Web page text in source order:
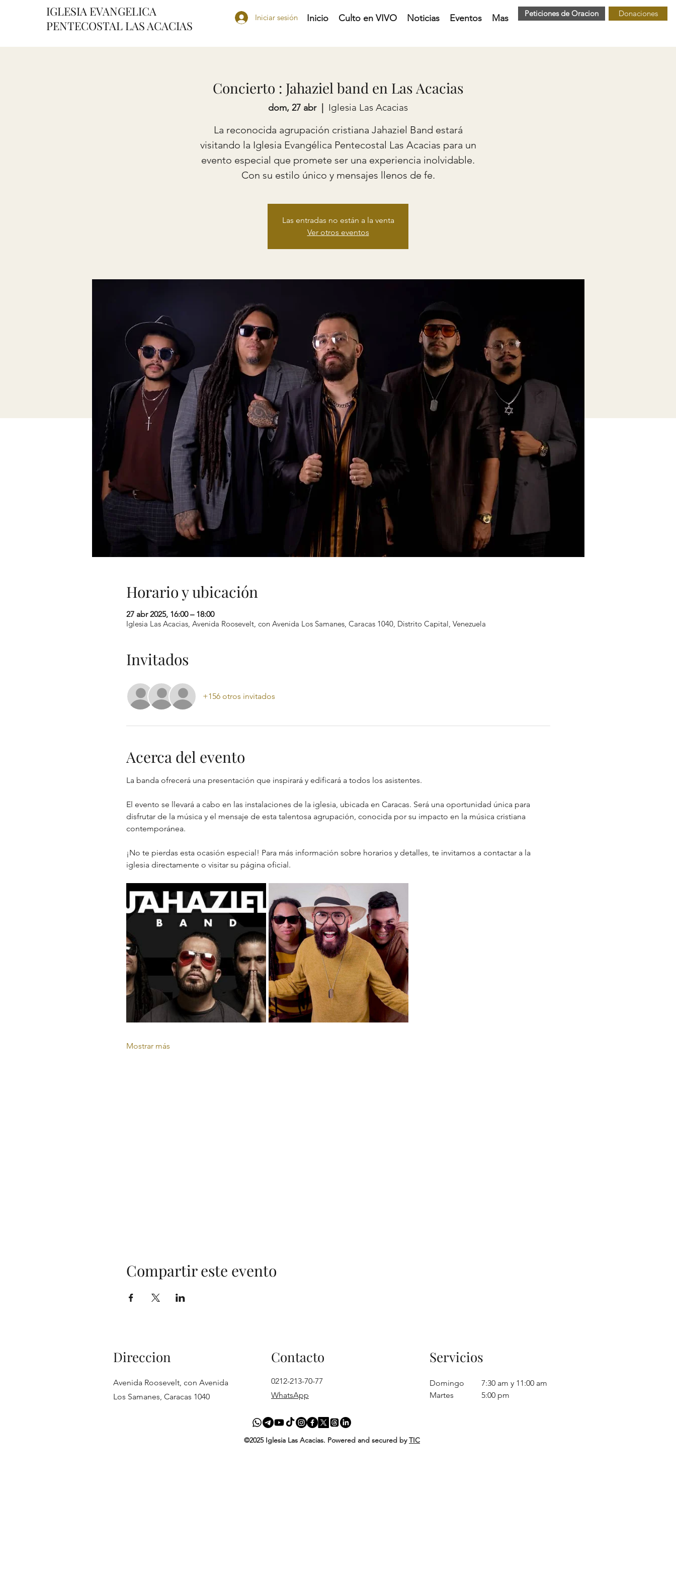
IGLESIA EVANGELICA
PENTECOSTAL LAS ACACIAS
Inicio Culto en VIVO Noticias Eventos Mas
Iniciar sesión Peticiones de Oracion Donaciones
Concierto : Jahaziel band en Las Acacias
dom, 27 abr
  |
Iglesia Las Acacias
La reconocida agrupación cristiana Jahaziel Band estará
visitando la Iglesia Evangélica Pentecostal Las Acacias para un
evento especial que promete ser una experiencia inolvidable.
Con su estilo único y mensajes llenos de fe.
Las entradas no están a la venta
Ver otros eventos
Horario y ubicación
27 abr 2025, 16:00 – 18:00
Iglesia Las Acacias, Avenida Roosevelt, con Avenida Los Samanes, Caracas 1040, Distrito Capital, Venezuela
Invitados
+156 otros invitados
Acerca del evento
La banda ofrecerá una presentación que inspirará y edificará a todos los asistentes.
El evento se llevará a cabo en las instalaciones de la iglesia, ubicada en Caracas. Será una oportunidad única para
disfrutar de la música y el mensaje de esta talentosa agrupación, conocida por su impacto en la música cristiana
contemporánea.
¡No te pierdas esta ocasión especial! Para más información sobre horarios y detalles, te invitamos a contactar a la
iglesia directamente o visitar su página oficial.
Mostrar más
Compartir este evento
Direccion
Avenida Roosevelt, con Avenida
Los Samanes, Caracas 1040
Contacto
0212-213-70-77
WhatsApp
Servicios
Domingo
7:30 am y 11:00 am
Martes
5:00 pm
©2025 Iglesia Las Acacias. Powered and secured byTIC